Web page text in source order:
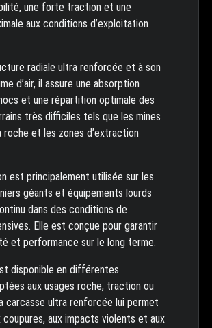
une forte traction et une
aux conditions d’exploitation
radiale ultra renforcée et à son
d’air, il assure une absorption
et une répartition optimale des
très difficiles tels que les mines
roche et les zones d’extraction
est principalement utilisée sur les
géants et équipements lourds
dans des conditions de
Elle est conçue pour garantir
et performance sur le long terme.
disponible en différentes
aux usages roche, traction ou
carcasse ultra renforcée lui permet
aux impacts violents et aux